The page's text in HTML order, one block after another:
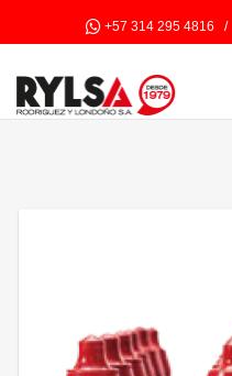
+57 314 295 4816 /